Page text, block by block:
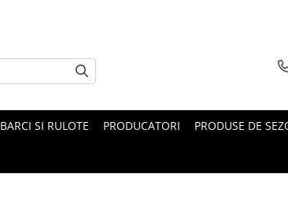
BARCI SI RULOTE PRODUCATORI PRODUSE DE